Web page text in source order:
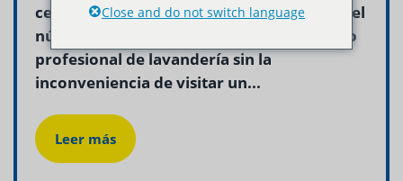
centro de Boston ofrece a los residentes del
núcleo urbano de Boston acceso a cuidado
profesional de lavandería sin la
inconveniencia de visitar un...
Leer más
Close and do not switch language